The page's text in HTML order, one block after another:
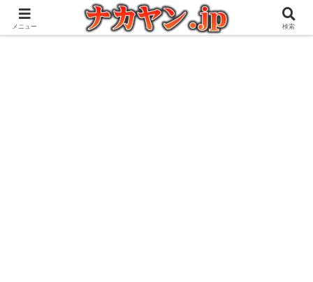
アウトドアとガジェット好きな管理人の愉快な日々を綴るブログ
メニュー 検索